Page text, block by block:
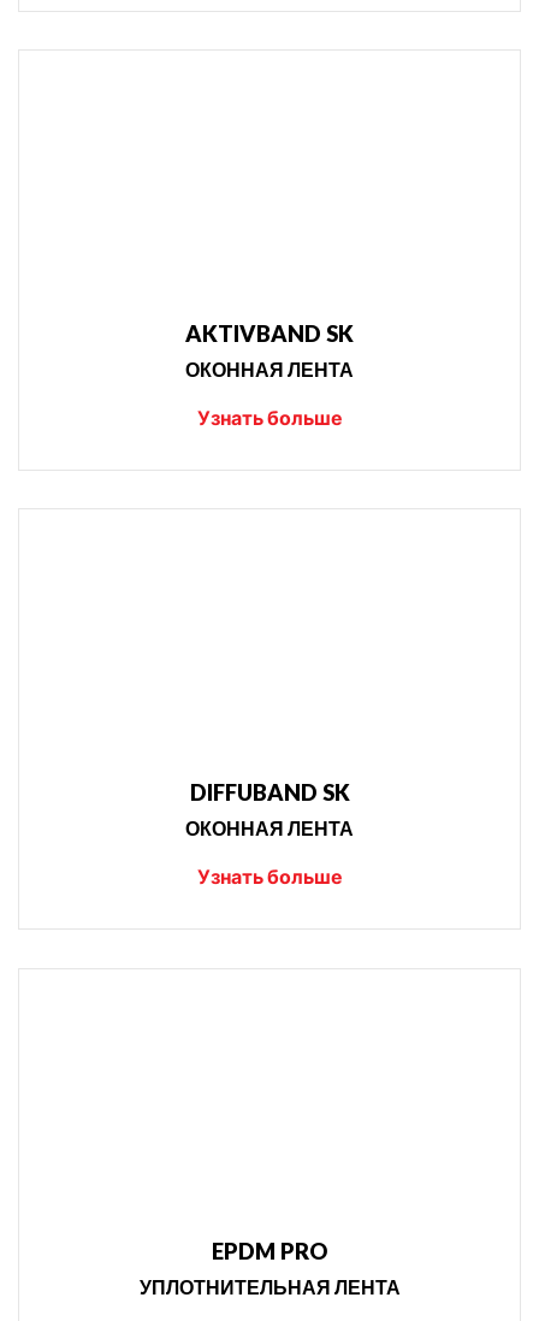
AKTIVBAND SK
ОКОННАЯ ЛЕНТА
Узнать больше
DIFFUBAND SK
ОКОННАЯ ЛЕНТА
Узнать больше
EPDM PRO
УПЛОТНИТЕЛЬНАЯ ЛЕНТА